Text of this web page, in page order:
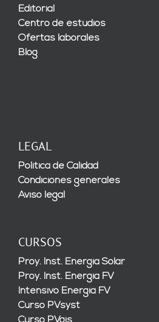
Editorial
Centro de estudios
Ofertas laborales
Blog
LEGAL
Política de Calidad
Condiciones generales
Aviso legal
CURSOS
Proy. Inst. Energía Solar
Proy. Inst. Energía FV
Intensivo Energía FV
Curso PVsyst